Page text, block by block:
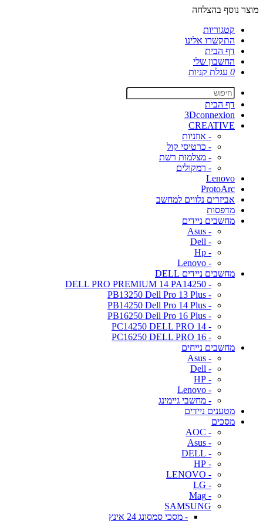
מוצר נוסף בהצלחה
קטגוריות
התקשרו אלינו
דף הבית
החשבון שלי
0 עגלת קניות
דף הבית
3Dconnexion
CREATIVE
- אוזניות
- כרטיסי קול
- מצלמות רשת
- רמקולים
Lenovo
ProtoArc
אביזרים נלווים למחשב
מדפסות
מחשבים ניידים
- Asus
- Dell
- Hp
- Lenovo
מחשבים ניידים DELL
- DELL PRO PREMIUM 14 PA14250
- PB13250 Dell Pro 13 Plus
- PB14250 Dell Pro 14 Plus
- PB16250 Dell Pro 16 Plus
- PC14250 DELL PRO 14
- PC16250 DELL PRO 16
מחשבים נייחים
- Asus
- Dell
- HP
- Lenovo
- מחשבי גיימינג
מטענים ניידים
מסכים
- AOC
- Asus
- DELL
- HP
- LENOVO
- LG
- Mag
SAMSUNG
- מסכי סמסונג 24 אינץ